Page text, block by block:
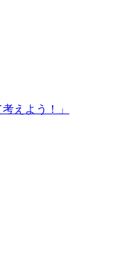
えよう！」